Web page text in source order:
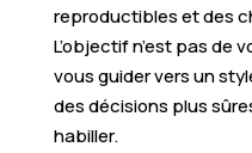
reproductibles et des
L’objectif n’est pas de
vous guider vers un
des décisions plus
habiller.